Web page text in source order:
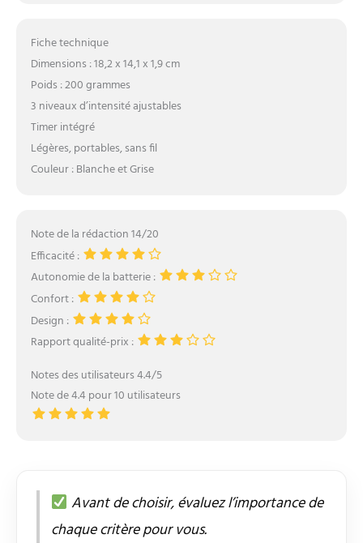
Fiche technique
Dimensions : 18,2 x 14,1 x 1,9 cm
Poids : 200 grammes
3 niveaux d’intensité ajustables
Timer intégré
Légères, portables, sans fil
Couleur : Blanche et Grise
Note de la rédaction 14/20
Efficacité :
Autonomie de la batterie :
Confort :
Design :
Rapport qualité-prix :
Notes des utilisateurs 4.4/5
Note de 4.4 pour 10 utilisateurs
Avant de choisir, évaluez l’importance de
chaque critère pour vous.